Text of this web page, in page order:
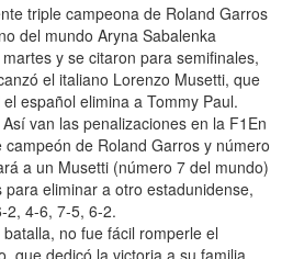
triple campeona de Roland Garros
del mundo Aryna Sabalenka
y se citaron para semifinales,
el italiano Lorenzo Musetti, que
español elimina a Tommy Paul.
van las penalizaciones en la F1En
de Roland Garros y número
a un Musetti (número 7 del mundo)
eliminar a otro estadunidense,
2, 4-6, 7-5, 6-2.
no fue fácil romperle el
que dedicó la victoria a su familia.